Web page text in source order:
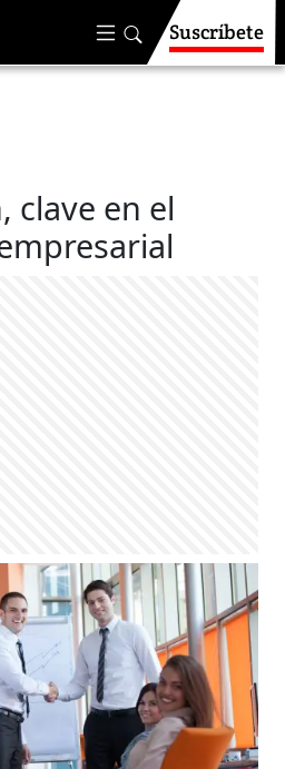
Suscríbete
clave en el